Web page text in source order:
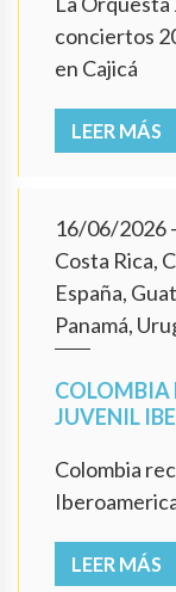
conciertos
en Cajicá
LEER MÁS
16/06/2026
Costa Rica,
España,
Panamá,
COLOMBIA
JUVENIL
Colombia
LEER MÁS